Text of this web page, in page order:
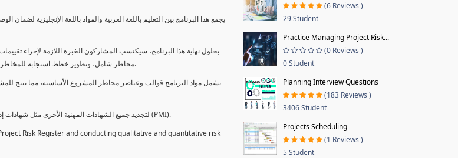
يجمع هذا البرنامج بين التعليم باللغة العربية والمواد باللغة الإنجليزية
بحلول نهاية هذا البرنامج، سيكتسب المشاركون الخبرة اللازمة لإجراء
مخاطر شامل، وتطوير خطط استجابة للمخاطر قوية. بالإضافة إلى ذلك، سيكتسبون المهارات لتقديم تقييمات المخاطر عبر لوحة معلومات فعالة.
تشمل مواد البرنامج قوالب وعناصر مخاطر المشروع الأساسية، مما يتيح
يمكن للطلاب استخدام ساعات هذا البرنامج كوحدات تطوير المهنة (PDUs) لتجديد جميع الشهادات المهنية الأخرى مثل شهادات إدارة المشاريع العالمية (PMI).
Risk Register and conducting qualitative and quantitative risk
(6 Reviews )
29 Student
Practice Managing Project Risk...
(0 Reviews )
0 Student
Planning Interview Questions
(183 Reviews )
3406 Student
Projects Scheduling
(1 Reviews )
5 Student